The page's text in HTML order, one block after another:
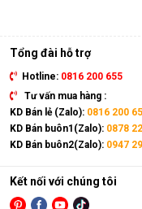
thiết bị. Sản phẩm có
xe và tay cầm nên có
Tổng đài hỗ trợ
Hotline: 0816 200 655
Tư vấn mua hàng :
KD Bán lẻ (Zalo): 0816 200
KD Bán buôn1(Zalo): 0878
KD Bán buôn2(Zalo): 0947
Kết nối với chúng tôi